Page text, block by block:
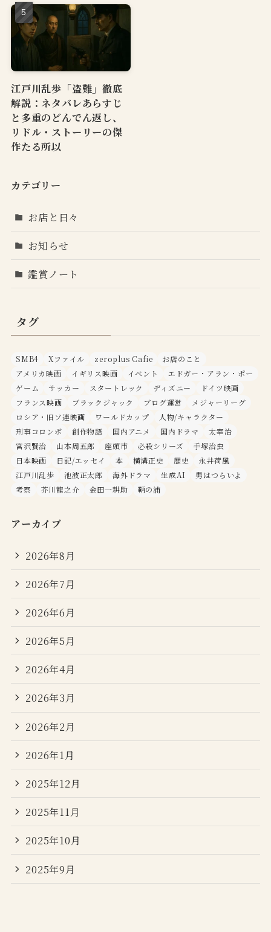
江戸川乱歩「盗難」徹底
解説：ネタバレあらすじ
と多重のどんでん返し、
リドル・ストーリーの傑
作たる所以
カテゴリー
お店と日々
お知らせ
鑑賞ノート
タグ
SMB4 Xファイル zeroplus Cafie
お店のこと
アメリカ映画
イギリス映画 イベント
エドガー・アラン・ポー
ゲーム
サッカー スタートレック ディズニー
ドイツ映画
フランス映画
ブラックジャック ブログ運営
メジャーリーグ
ロシア・旧ソ連映画
ワールドカップ
人物/キャラクター
刑事コロンボ
創作物語 国内アニメ 国内ドラマ
太宰治
宮沢賢治
山本周五郎 座頭市 必殺シリーズ
手塚治虫
日本映画
日記/エッセイ 本 横溝正史 歴史
永井荷風
江戸川乱歩
池波正太郎 海外ドラマ 生成AI
男はつらいよ
考察
芥川龍之介 金田一耕助 鞆の浦
アーカイブ
2026年8月
2026年7月
2026年6月
2026年5月
2026年4月
2026年3月
2026年2月
2026年1月
2025年12月
2025年11月
2025年10月
2025年9月